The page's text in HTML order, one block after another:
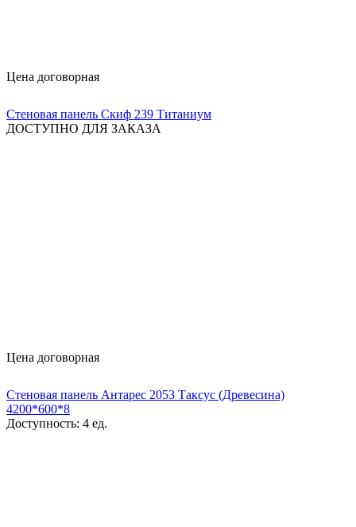
Цена договорная
Стеновая панель Скиф 239 Титаниум
ДОСТУПНО ДЛЯ ЗАКАЗА
Цена договорная
Стеновая панель Антарес 2053 Таксус (Древесина)
4200*600*8
Доступность: 4 ед.